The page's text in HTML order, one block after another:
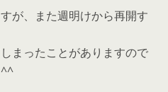
が、また週明けから再開す
まったことがありますので
^^